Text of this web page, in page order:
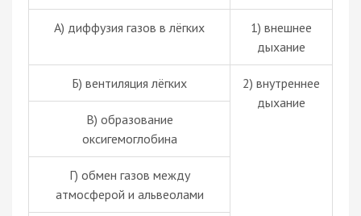
А) диффузия газов в лёгких
1) внешнее
дыхание
Б) вентиляция лёгких
2) внутреннее
дыхание
В) образование
оксигемоглобина
Г) обмен газов между
атмосферой и альвеолами